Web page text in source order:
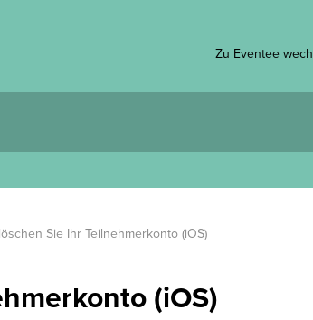
Zu Eventee
Sie Ihr Teilnehmerkonto (iOS)
(iOS)